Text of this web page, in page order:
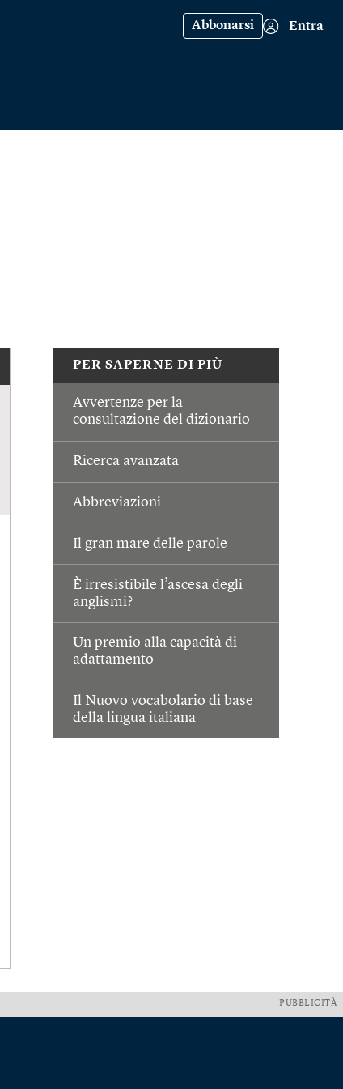
Abbonarsi Entra
PER SAPERNE DI PIÙ
Avvertenze per la
consultazione del dizionario
Ricerca avanzata
Abbreviazioni
Il gran mare delle parole
È irresistibile l’ascesa degli
anglismi?
Un premio alla capacità di
adattamento
Il Nuovo vocabolario di base
della lingua italiana
PUBBLICITÀ